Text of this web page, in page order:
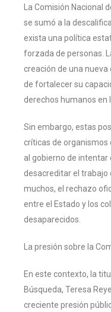
La Comisión Nacional
se sumó a la
exista una política
forzada de personas.
creación de una
de fortalecer su
derechos humanos en
Sin embargo, estas
críticas de organismos
al gobierno de intentar
desacreditar el trabajo
muchos, el rechazo
entre el Estado y los
desaparecidos.
La presión sobre la
En este contexto, la
Búsqueda, Teresa
creciente presión